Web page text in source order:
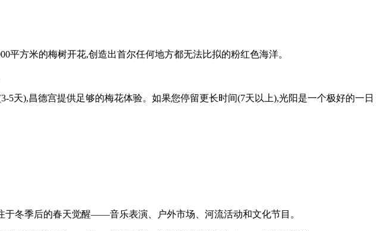
平方米的梅树开花,创造出首尔任何地方都无法比拟的粉红色海洋。
天),昌德宫提供足够的梅花体验。如果您停留更长时间(7天以上),光阳是一个极好的一日
冬季后的春天觉醒——音乐表演、户外市场、河流活动和文化节目。